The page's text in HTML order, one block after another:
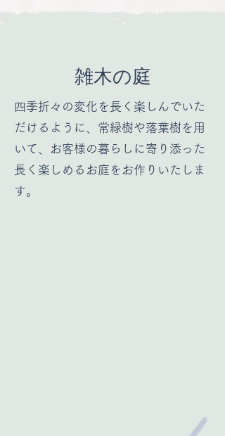
雑木の庭
四季折々の変化を長く楽しんでいた
だけるように、​常緑樹や落葉樹を用
いて、お客様の暮らしに寄り添った
長く楽しめるお庭をお作りいたしま
す。